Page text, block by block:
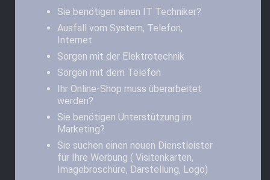
Sie benötigen einen IT Techniker?
Ausfall vom System, Telefon,
Internet
Sorgen mit der Elektrotechnik
Sorgen mit dem Telefon
Ihr Online-Shop muss überarbeitet
werden?
Sie benötigen Unterstützung im
Marketing?
Sie suchen einen neuen Dienstleister
für Ihre Werbung ( Visitenkarten,
Imagebroschüre, Darstellung, Logo)